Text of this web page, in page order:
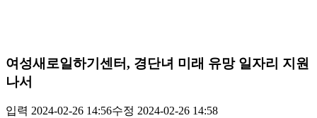
여성새로일하기센터, 경단녀 미래 유망 일자리 지원
나서
입력 2024-02-26 14:56수정 2024-02-26 14:58